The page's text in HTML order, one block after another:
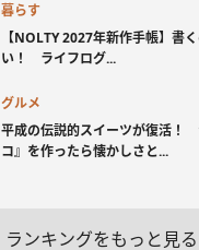
暮らす
【NOLTY 2027年新作手帳】書
い！ ライフログ...
グルメ
平成の伝説的スイーツが復活！
コ』を作ったら懐かしさと...
ランキングをもっと見る